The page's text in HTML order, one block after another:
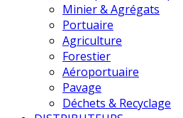
Minier & Agrégats
Portuaire
Agriculture
Forestier
Aéroportuaire
Pavage
Déchets & Recyclage